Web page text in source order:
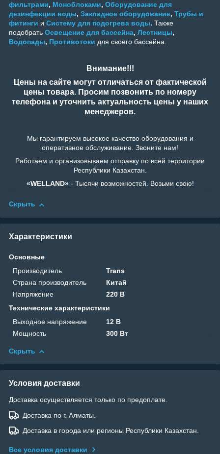
фильтрами, Моноблоками, Оборудование для
дезинфекции воды, Закладное оборудование, Трубы и
фитинги и Систему для подогрева воды. Также
подобрать Освещение для бассейна, Лестницы,
Водопады, Противотоки для своего бассейна.
Внимание!!!
Цены на сайте могут отличаться от фактической
цены товара. Просим позвонить по номеру
телефона и уточнить актуальность цены у наших
менеджеров.
Мы гарантируем высокое качество оборудования и
оперативное обслуживание. Звоните нам!
Работаем и организовываем отправку по всей территории
Республики Казахстан.
«WELLAND»- Тысячи возможностей. Возьми свою!
Скрыть
Характеристики
Основные
Производитель
Trans
Страна производитель
Китай
Напряжение
220 В
Технические характеристики
Выходное напряжение
12 В
Мощность
300 Вт
Скрыть
Условия доставки
Доставка осуществляется только по предоплате.
Доставка по г. Алматы.
Доставка в города или регионы Республики Казахстан.
Все условия доставки